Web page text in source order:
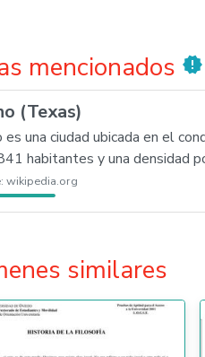
mencionados new_releases
(Texas)
es una ciudad ubicada en el
habitantes y una densidad
wikipedia.org
similares